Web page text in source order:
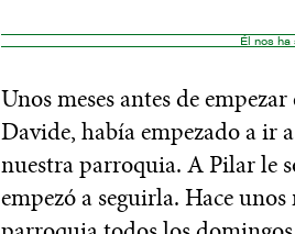
Él nos
Unos meses antes de
Davide, había empezado a ir
nuestra parroquia. A Pilar le
empezó a seguirla. Hace